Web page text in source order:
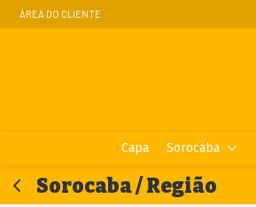
ÁREA DO CLIENTE
Capa Sorocaba
Sorocaba / Região